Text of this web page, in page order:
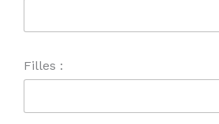
Filles :